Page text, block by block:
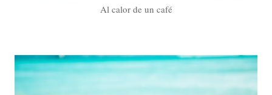
Al calor de un café